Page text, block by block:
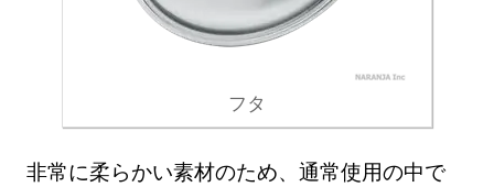
フタ
非常に柔らかい素材のため、通常使用の中で